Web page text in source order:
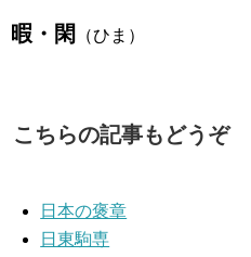
暇・閑 （ひま）
こちらの記事もどうぞ
日本の褒章
日東駒専